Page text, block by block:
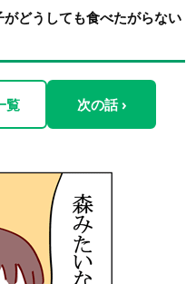
がどうしても食べたがらない
覧 次の話 ›